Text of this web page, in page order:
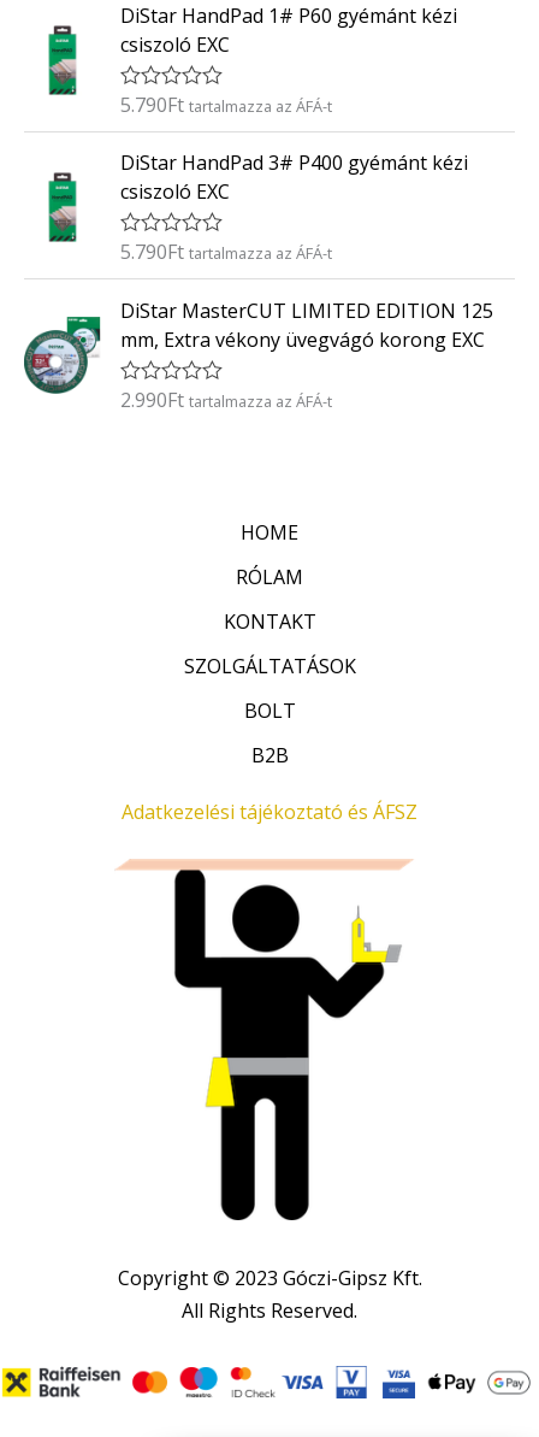
/
5
é
e
l
é
s
:
/
5
DiStar HandPad 1# P60 gyémánt kézi
csiszoló EXC
É
é
e
l
s
:
/
5
5.790Ft tartalmazza az ÁFÁ-t
DiStar HandPad 3# P400 gyémánt kézi
csiszoló EXC
É
é
e
l
é
s
5.790Ft tartalmazza az ÁFÁ-t
DiStar MasterCUT LIMITED EDITION 125
mm, Extra vékony üvegvágó korong EXC
É
2.990Ft tartalmazza az ÁFÁ-t
HOME
RÓLAM
KONTAKT
SZOLGÁLTATÁSOK
BOLT
B2B
Adatkezelési tájékoztató és ÁFSZ
Copyright © 2023 Góczi-Gipsz Kft.
All Rights Reserved.